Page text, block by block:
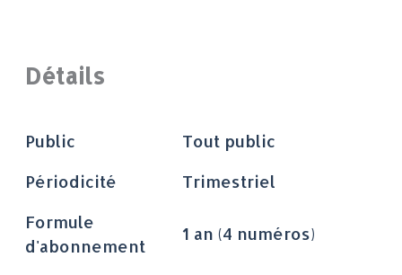
Détails
Public
Tout public
Périodicité
Trimestriel
Formule
d'abonnement
1 an (4 numéros)